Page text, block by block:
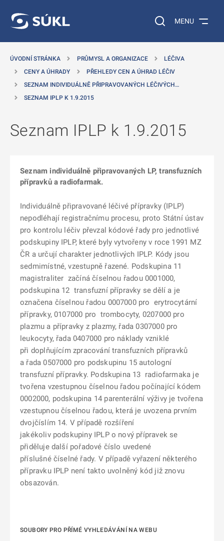
Vyhledávání na
MENU
ÚVODNÍ STRÁNKA PRŮMYSL A ORGANIZACE
LÉČIVA
CENY A ÚHRADY
PŘEHLEDY CEN A ÚHRAD LÉČIV
SEZNAM INDIVIDUÁLNĚ PŘIPRAVOVANÝCH LÉČIVÝCH…
SEZNAM IPLP K 1.9.2015
Seznam IPLP k 1.9.2015
Seznam individuálně připravovaných LP, transfuzních
přípravků a radiofarmak.
Individuálně připravované léčivé přípravky (IPLP)
nepodléhají registračnímu procesu, proto Státní ústav
pro kontrolu léčiv převzal kódové řady pro jednotlivé
podskupiny IPLP, které byly vytvořeny v roce 1991 MZ
ČR a určují charakter jednotlivých IPLP. Kódy jsou
sedmimístné, vzestupně řazené. Podskupina 11
magistraliter začíná číselnou řadou 0001000,
podskupina 12 transfuzní přípravky se dělí a je
označena číselnou řadou 0007000 pro erytrocytární
přípravky, 0107000 pro trombocyty, 0207000 pro
plazmu a přípravky z plazmy, řada 0307000 pro
leukocyty, řada 0407000 pro náklady vzniklé
při doplňujícím zpracování transfuzních přípravků
a řada 0507000 pro podskupinu 15 autologní
transfuzní přípravky. Podskupina 13 radiofarmaka je
tvořena vzestupnou číselnou řadou počínající kódem
0002000, podskupina 14 parenterální výživy je tvořena
vzestupnou číselnou řadou, která je uvozena prvním
dvojčíslím 14. V případě rozšíření
jakékoliv podskupiny IPLP o nový přípravek se
přiděluje další pořadové číslo uvedené
příslušné číselné řady. V případě vyřazení některého
přípravku IPLP není takto uvolněný kód již znovu
obsazován.
SOUBORY PRO PŘÍMÉ VYHLEDÁVÁNÍ NA WEBU